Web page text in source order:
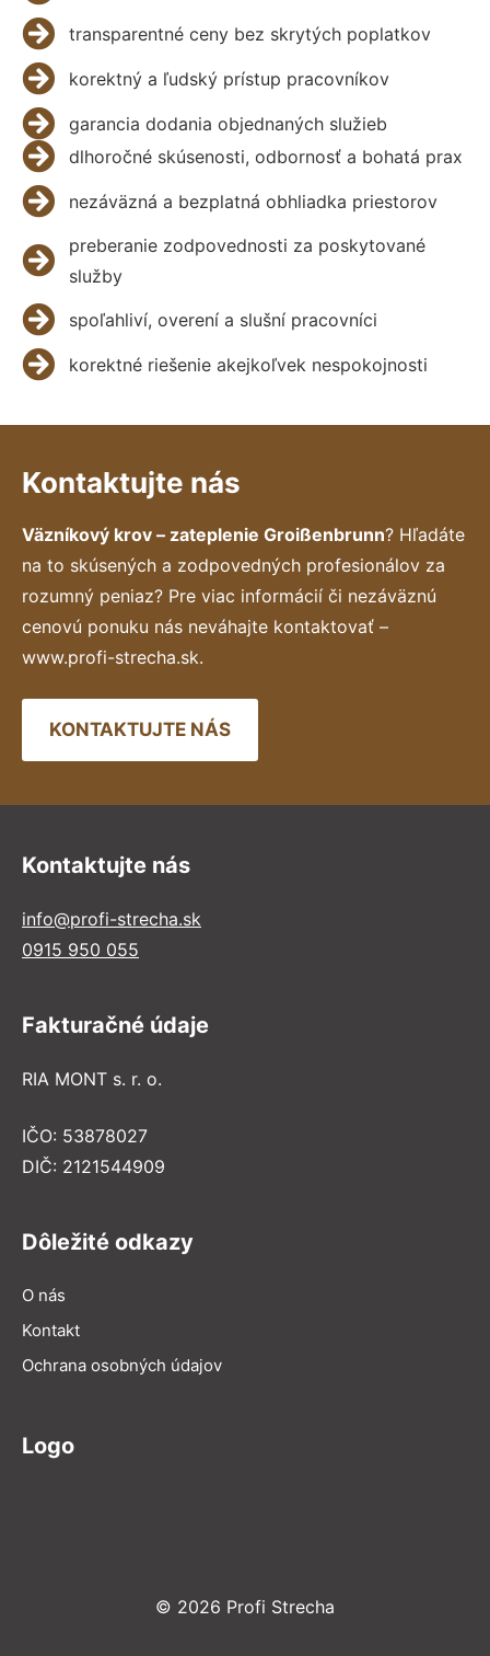
transparentné ceny bez skrytých poplatkov
korektný a ľudský prístup pracovníkov
garancia dodania objednaných služieb
dlhoročné skúsenosti, odbornosť a bohatá prax
nezáväzná a bezplatná obhliadka priestorov
preberanie zodpovednosti za poskytované
služby
spoľahliví, overení a slušní pracovníci
korektné riešenie akejkoľvek nespokojnosti
Kontaktujte nás
Väzníkový krov – zateplenie Groißenbrunn? Hľadáte
na to skúsených a zodpovedných profesionálov za
rozumný peniaz? Pre viac informácií či nezáväznú
cenovú ponuku nás neváhajte kontaktovať –
www.profi-strecha.sk.
KONTAKTUJTE NÁS
Kontaktujte nás
info@profi-strecha.sk
0915 950 055
Fakturačné údaje
RIA MONT s. r. o.
IČO: 53878027
DIČ: 2121544909
Dôležité odkazy
O nás
Kontakt
Ochrana osobných údajov
Logo
© 2026 Profi Strecha